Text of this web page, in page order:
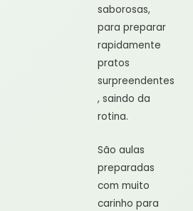
saborosas,
para preparar
rapidamente
pratos
surpreendentes
, saindo da
rotina.
São aulas
preparadas
com muito
carinho para